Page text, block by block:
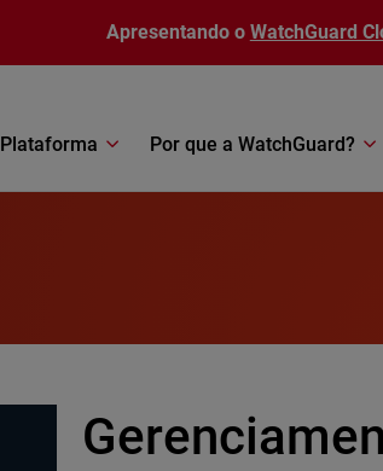
Apresentando o WatchGuard
Plataforma Por que a WatchGuard?